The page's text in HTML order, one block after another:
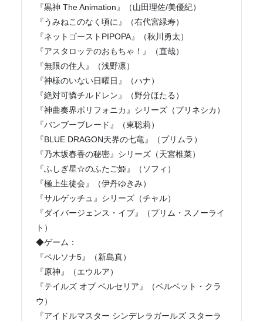
『黒神 The Animation』（山田理佐/美優紀）
『うみねこのなく頃に』（右代宮緑寿）
『ネットゴーストPIPOPA』（秋川勇太）
『アスタロッテのおもちゃ！』（直哉）
『無限の住人』（浅野凛）
『神様のいない日曜日』（ハナ）
『絶対可憐チルドレン』（野分ほたる）
『神曲奏界ポリフォニカ』シリーズ（プリネシカ）
『バンブーブレード』（東聡莉）
『BLUE DRAGON天界の七竜』（プリムラ）
『乃木坂春香の秘密』シリーズ（天宮椎菜）
『ふしぎ星☆のふたご姫』（ソフィ）
『極上生徒会』（伊丹ゆきみ）
『サルゲッチュ』シリーズ（チャル）
『ダイバージェンス・イブ』（プリム・スノーライ
ト）
◆ゲーム：
『ペルソナ5』（新島真）
『原神』（エウルア）
『テイルズ オブ ベルセリア』（ベルベット・クラ
ウ）
『アイドルマスター シンデレラガールズ スターラ